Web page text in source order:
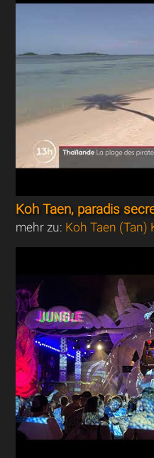
Koh Taen, paradis
mehr zu: Koh Taen (Tan)